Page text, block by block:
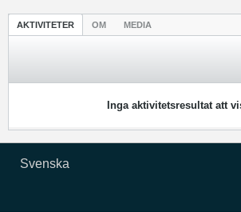
AKTIVITETER OM MEDIA
Inga aktivitetsresultat att
Svenska